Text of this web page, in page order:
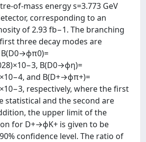
of-mass energy s=3.773 GeV
corresponding to an
of 2.93 fb−1. The branching
three decay modes are
B(D0→ϕη)=
and B(D+→ϕπ+)=
respectively, where the first
statistical and the second are
the upper limit of the
for D+→ϕK+ is given to be
confidence level. The ratio of